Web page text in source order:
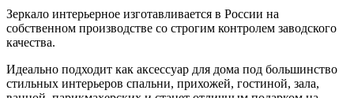
Зеркало интерьерное изготавливается в России на
собственном производстве со строгим контролем заводского
качества.
Идеально подходит как аксессуар для дома под большинство
стильных интерьеров спальни, прихожей, гостиной, зала,